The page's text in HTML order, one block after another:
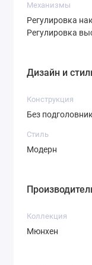
Механизмы
Регулировка
Регулировка
Дизайн и
Конструкция
Без
Стиль
Модерн
Коллекция
Мюнхен